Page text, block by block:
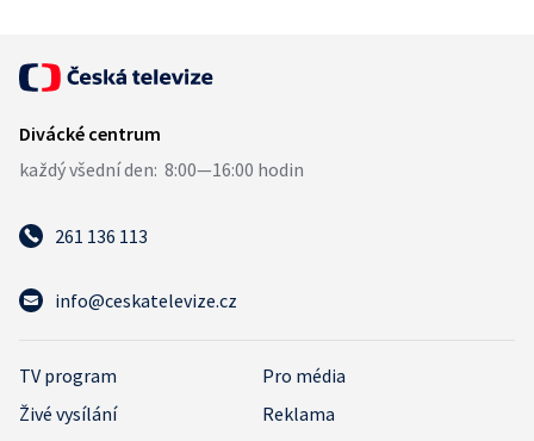
261 136 113
info@ceskatelevize.cz
TV program
Pro média
Živé vysílání
Reklama